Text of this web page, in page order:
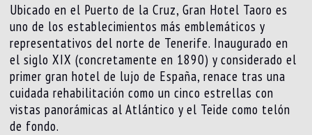
Ubicado en el Puerto de la Cruz, Gran Hotel Taoro es
uno de los establecimientos más emblemáticos y
representativos del norte de Tenerife. Inaugurado en
el siglo XIX (concretamente en 1890) y considerado el
primer gran hotel de lujo de España, renace tras una
cuidada rehabilitación como un cinco estrellas con
vistas panorámicas al Atlántico y el Teide como telón
de fondo.